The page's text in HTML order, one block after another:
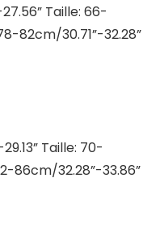
Taille: 66-
82cm/30.71”-32.28”
Taille: 70-
86cm/32.28”-33.86”